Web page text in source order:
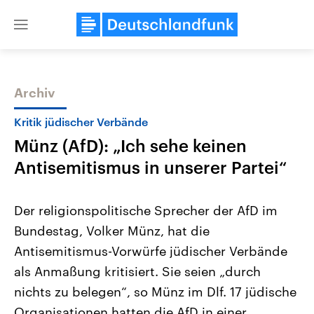
Close
Themen
Landtagswahl Sachsen-Anhalt
2026
Alle Informationen
Sachsen-Anhalt wählt am 6.
September 2026 einen neuen
Landtag. Seit 2021 wird das
Bundesland von einer Koalition aus
USA
Aktuelle Beiträge,
Hintergründe
Wirtschaftlich und
gehören die Vereinigten
den mächtigsten Ländern
mit großem Einfluss auf
Archiv
Kritik jüdischer Verbände
Münz (AfD): „Ich sehe keinen
Antisemitismus in unserer Partei“
Der religionspolitische Sprecher der AfD im
Bundestag, Volker Münz, hat die
Antisemitismus-Vorwürfe jüdischer Verbände
als Anmaßung kritisiert. Sie seien „durch
nichts zu belegen“, so Münz im Dlf. 17 jüdische